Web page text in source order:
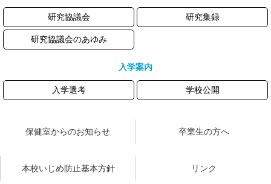
研究協議会 研究集録
研究協議会のあゆみ
入学案内
入学選考 学校公開
保健室からのお知らせ 卒業生の方へ
本校いじめ防止基本方針 リンク